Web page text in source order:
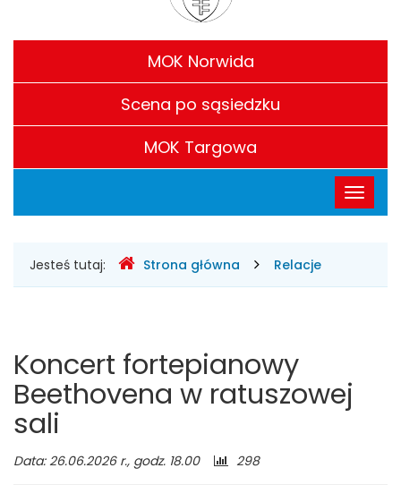
S.
Legionowie
MOK Norwida
Scena po sąsiedzku
MOK Targowa
główne
Gdzie
jesteśmy
Jesteś tutaj: Strona główna Relacje
Koncert fortepianowy
Beethovena w ratuszowej
sali
Data: 26.06.2026 r., godz. 18.00
Liczba
298